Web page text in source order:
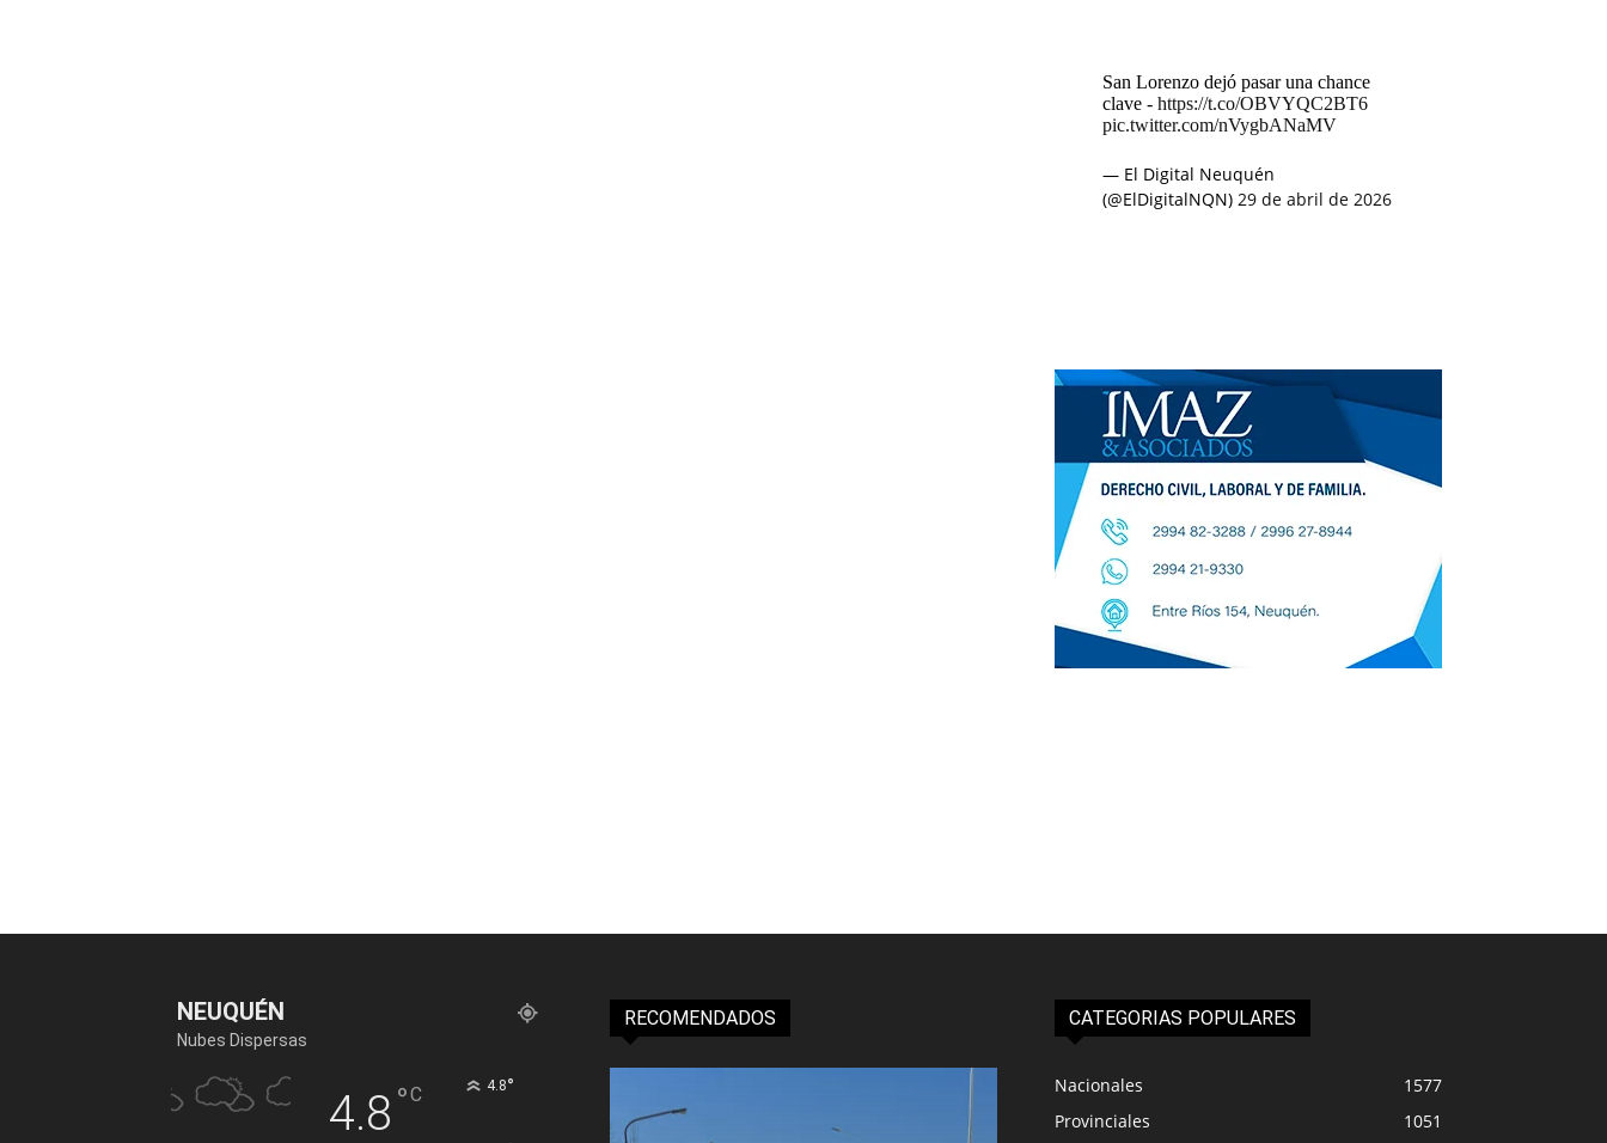
San Lorenzo dejó pasar una chance
clave - https://t.co/OBVYQC2BT6
pic.twitter.com/nVygbANaMV
— El Digital Neuquén
(@ElDigitalNQN) 29 de abril de 2026
NEUQUÉN
Nubes Dispersas
4.8 °C 4.8°
RECOMENDADOS CATEGORIAS POPULARES
Nacionales
1577
Provinciales
1051